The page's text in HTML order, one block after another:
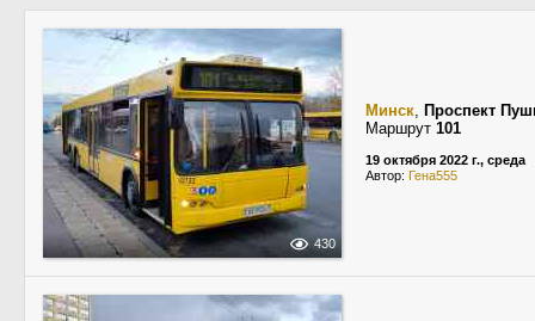
430
Минск, Проспект
Маршрут 101
19 октября 2022 г., среда
Автор: Гена555